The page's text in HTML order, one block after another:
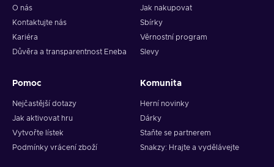
O nás
Kontaktujte nás
Kariéra
Důvěra a transparentnost Eneba
Jak nakupovat
Sbírky
Věrnostní program
Slevy
Pomoc
Nejčastější dotazy
Jak aktivovat hru
Vytvořte lístek
Podmínky vrácení zboží
Komunita
Herní novinky
Dárky
Staňte se partnerem
Snakzy: Hrajte a vydělávejte